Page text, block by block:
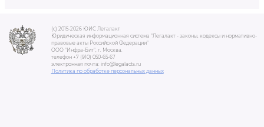
(c) 2015-2026 ЮИС Легалакт
Юридическая информационная система "Легалакт - законы, кодексы и нормативно-
правовые акты Российской Федерации"
ООО "Инфра-Бит", г. Москва.
телефон +7 (910) 050-65-67
электронная почта: info@legalacts.ru
Политика по обработке персональных данных